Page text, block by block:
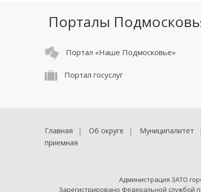
Порталы
Портал «Наше Подмосковье»
Портал госуслуг
Главная Об округе Муниципалитет
приемная
Администрация ЗАТО
Зарегистрировано Федеральной службой